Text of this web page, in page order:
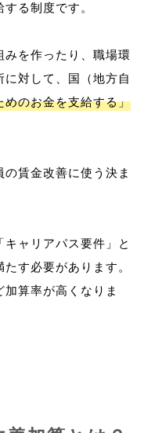
る制度です。
を作ったり、職場環
対して、国（地方自
めのお金を支給する」
賃金改善に使う決ま
ャリアパス要件」と
す必要があります。
算率が高くなりま